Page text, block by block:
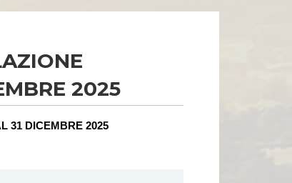
OFFICE
2025
31 DICEMBRE 2025